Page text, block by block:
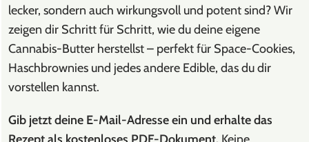
lecker, sondern auch wirkungsvoll und potent sind? Wir
zeigen dir Schritt für Schritt, wie du deine eigene
Cannabis-Butter herstellst – perfekt für Space-Cookies,
Haschbrownies und jedes andere Edible, das du dir
vorstellen kannst.
Gib jetzt deine E-Mail-Adresse ein und erhalte das